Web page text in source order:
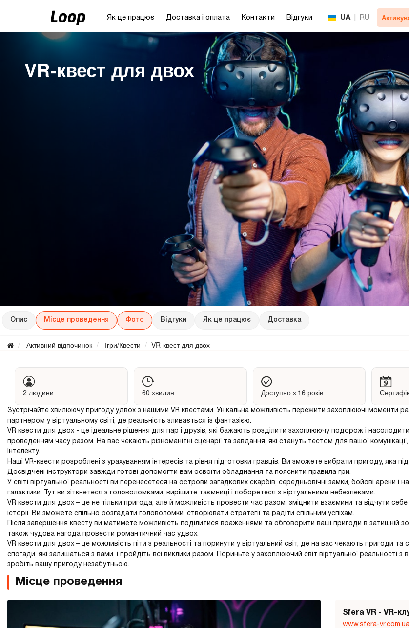
Як це працює Доставка і оплата Контакти Відгуки UA RU
VR-квест для двох
Опис Місце проведення Фото Відгуки Як це працює Доставка
Активний відпочинок Ігри/Квести VR-квест для двох
2 людини 60 хвилин Доступно з 16 років
Зустрічайте хвилюючу пригоду удвох з нашими VR квестами. Унікальна можливість пережити захоплюючі моменти
партнером у віртуальному світі, де реальність зливається із фантазією.
VR квести для двох - це ідеальне рішення для пар і друзів, які бажають розділити захоплюючу подорож і
проведенням часу разом. На вас чекають різноманітні сценарії та завдання, які стануть тестом для вашої комунікації,
інтелекту.
Наші VR-квести розроблені з урахуванням інтересів та рівня підготовки гравців. Ви зможете вибрати пригоду, яка
Досвідчені інструктори завжди готові допомогти вам освоїти обладнання та пояснити правила гри.
У світі віртуальної реальності ви перенесетеся на острови загадкових скарбів, середньовічні замки, бойові арени і
галактики. Тут ви зіткнетеся з головоломками, вирішите таємниці і поборетеся з віртуальними небезпеками.
VR квести для двох – це не тільки пригода, але й можливість провести час разом, зміцнити взаємини та відчути себе
історії. Ви зможете спільно розгадати головоломки, створювати стратегії та радіти спільним успіхам.
Після завершення квесту ви матимете можливість поділитися враженнями та обговорити ваші пригоди в затишній
також чудова нагода провести романтичний час удвох.
VR квести для двох – це можливість піти з реальності та поринути у віртуальний світ, де на вас чекають пригоди та
спогади, які залишаться з вами, і пройдіть всі виклики разом. Пориньте у захоплюючий світ віртуальної реальності з
зробіть вашу пригоду незабутньою.
Місце проведення
Sfera VR - VR-
www.sfera-vr.com.ua